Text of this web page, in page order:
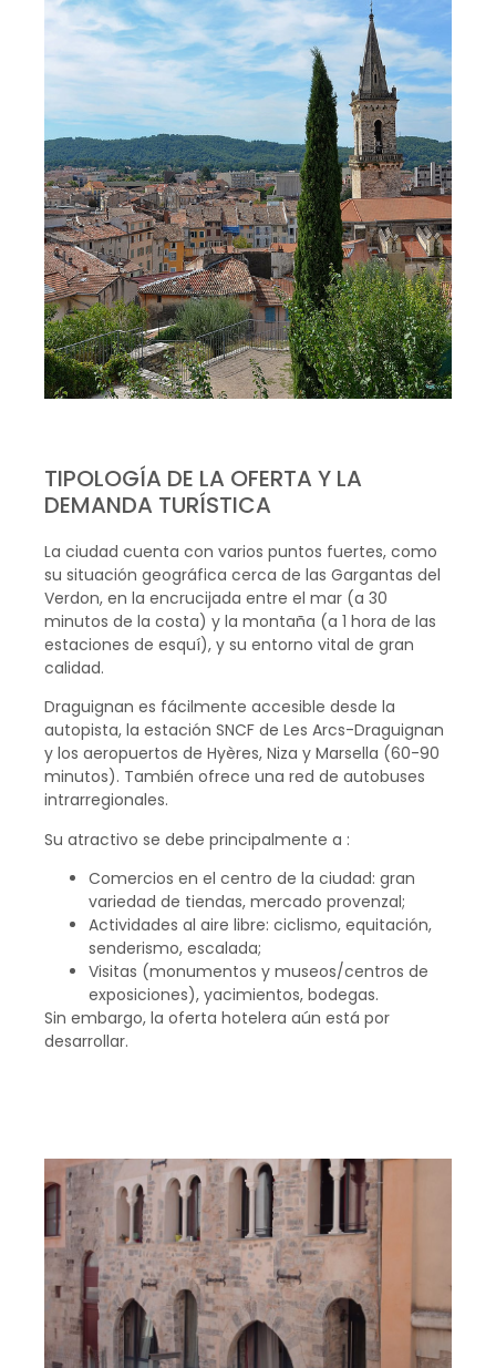
TIPOLOGÍA DE LA OFERTA Y LA
DEMANDA TURÍSTICA
La ciudad cuenta con varios puntos fuertes, como
su situación geográfica cerca de las Gargantas del
Verdon, en la encrucijada entre el mar (a 30
minutos de la costa) y la montaña (a 1 hora de las
estaciones de esquí), y su entorno vital de gran
calidad.
Draguignan es fácilmente accesible desde la
autopista, la estación SNCF de Les Arcs-Draguignan
y los aeropuertos de Hyères, Niza y Marsella (60-90
minutos). También ofrece una red de autobuses
intrarregionales.
Su atractivo se debe principalmente a :
Comercios en el centro de la ciudad: gran
variedad de tiendas, mercado provenzal;
Actividades al aire libre: ciclismo, equitación,
senderismo, escalada;
Visitas (monumentos y museos/centros de
exposiciones), yacimientos, bodegas.
Sin embargo, la oferta hotelera aún está por
desarrollar.